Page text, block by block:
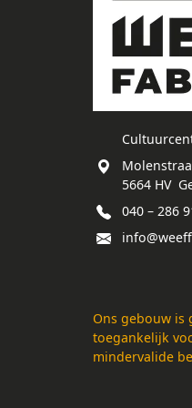
5664 HV
040 – 286
Ons gebouw is
toegankelijk
mindervalide